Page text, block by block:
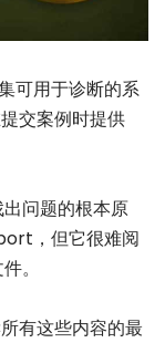
可用于诊断的系
交案例时提供
问题的根本原
，但它很难阅
。
有这些内容的最